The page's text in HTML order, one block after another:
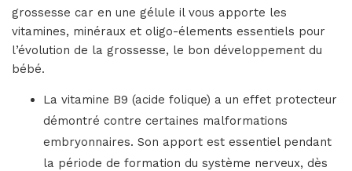
grossesse car en une gélule il vous apporte les
vitamines, minéraux et oligo-élements essentiels pour
l’évolution de la grossesse, le bon développement du
bébé.
La vitamine B9 (acide folique) a un effet protecteur
démontré contre certaines malformations
embryonnaires. Son apport est essentiel pendant
la période de formation du système nerveux, dès